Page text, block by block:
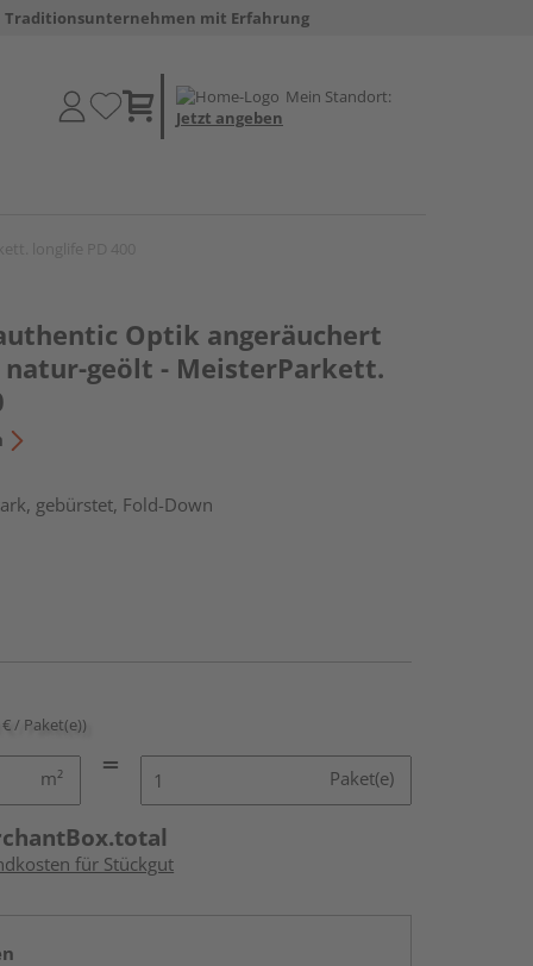
Traditionsunternehmen mit Erfahrung
Mein Standort:
Jetzt angeben
Optik angeräuchert
natur-geölt - MeisterParkett.
gebürstet, Fold-Down
/ Paket(e))
m² Paket(e)
für Stückgut